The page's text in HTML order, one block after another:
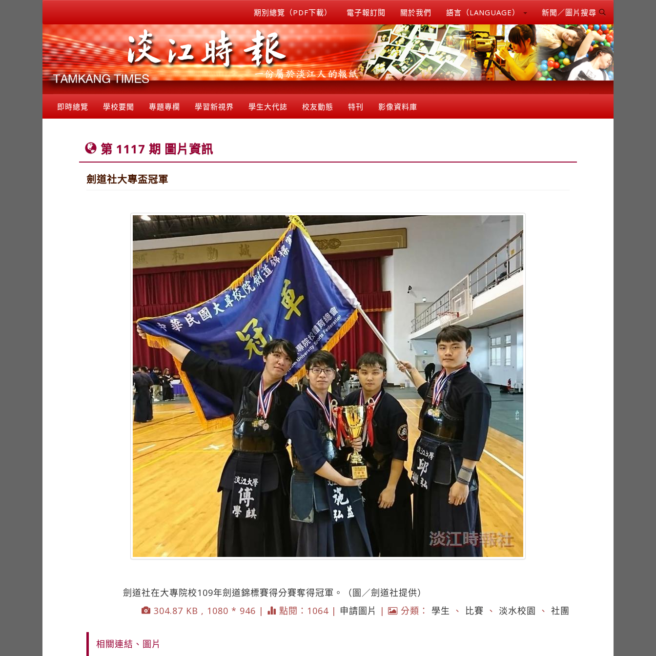
期別總覽（PDF下載） 電子報訂閱 關於我們 語言（LANGUAGE） 新聞／圖片搜尋
即時總覽 學校要聞 專題專欄 學習新視界 學生大代誌 校友動態 特刊 影像資料庫
第 1117 期 圖片資訊
劍道社大專盃冠軍
劍道社在大專院校109年劍道錦標賽得分賽奪得冠軍。（圖／劍道社提供）
304.87 KB , 1080 * 946 |
點閱：1064 | 申請圖片 | 分類： 學生 、 比賽 、 淡水校園 、 社團
相關連結、圖片